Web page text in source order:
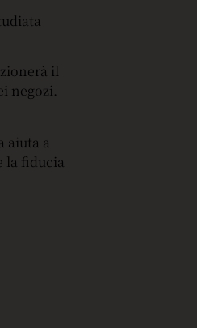
il
negozi.
aiuta a
la fiducia